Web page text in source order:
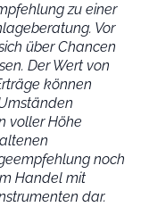
zu einer
Vor
über Chancen
Der Wert von
können
voller Höhe
noch
Handel mit
dar.